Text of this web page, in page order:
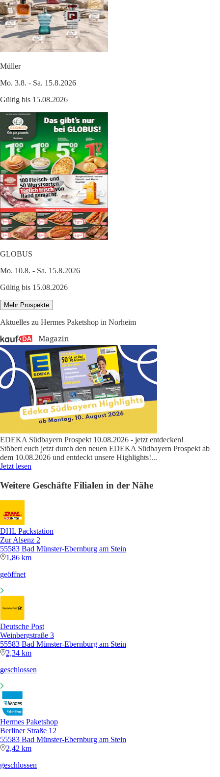
Müller
Mo. 3.8. - Sa. 15.8.2026
Gültig bis 15.08.2026
GLOBUS
Mo. 10.8. - Sa. 15.8.2026
Gültig bis 15.08.2026
Mehr Prospekte
Aktuelles zu Hermes Paketshop in Norheim
EDEKA Südbayern Prospekt 10.08.2026 - jetzt entdecken!
Stöbert euch jetzt durch den neuen EDEKA Südbayern Prospekt ab
dem 10.08.2026 und entdeckt unsere Highlights!...
Jetzt lesen
Weitere Geschäfte Filialen in der Nähe
DHL Packstation
Zur Alsenz 2
55583 Bad Münster-Ebernburg am Stein
1,86 km
geöffnet
Deutsche Post
Weinbergstraße 3
55583 Bad Münster-Ebernburg am Stein
2,34 km
geschlossen
Hermes Paketshop
Berliner Straße 12
55583 Bad Münster-Ebernburg am Stein
2,42 km
geschlossen